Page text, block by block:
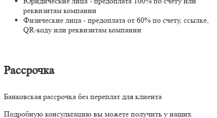
реквизитам компании
Физические лица - предоплата от 60% по счету, ссылке,
QR-коду или реквизитам компании
Рассрочка
Банковская рассрочка без переплат для клиента
Подробную консультацию вы можете получить у наших